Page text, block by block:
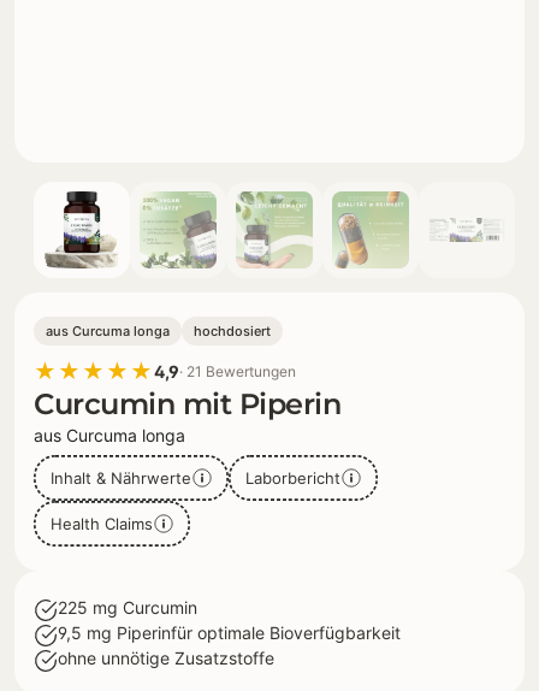
aus Curcuma longa hochdosiert
★★★★★4,9· 21 Bewertungen
Curcumin mit Piperin
aus Curcuma longa
Inhalt & Nährwerte Laborbericht
Health Claims
225 mg Curcumin
9,5 mg Piperinfür optimale Bioverfügbarkeit
ohne unnötige Zusatzstoffe